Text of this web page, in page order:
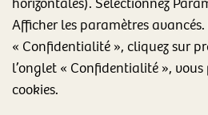
horizontales). Sélectionnez
Afficher les paramètres
« Confidentialité », cliquez sur
l’onglet « Confidentialité »,
cookies.